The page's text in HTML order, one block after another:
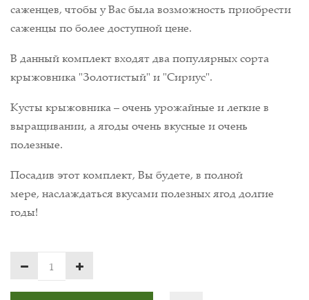
саженцев, чтобы у Вас была возможность приобрести
саженцы по более доступной цене.
В данный комплект входят два популярных сорта
крыжовника "Золотистый" и "Сириус".
Кусты крыжовника – очень урожайные и легкие в
выращивании, а ягоды очень вкусные и очень
полезные.
Посадив этот комплект, Вы будете, в полной
мере, наслаждаться вкусами полезных ягод долгие
годы!